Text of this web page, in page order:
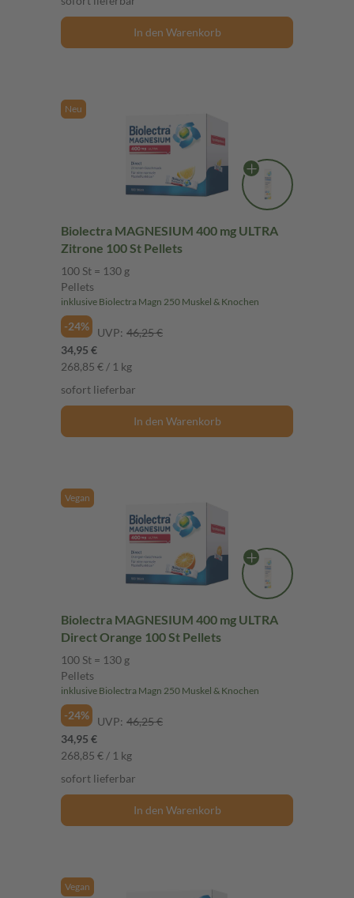
In den Warenkorb
Neu
Biolectra MAGNESIUM 400 mg ULTRA
Zitrone 100 St Pellets
100 St = 130 g
Pellets
inklusive Biolectra Magn 250 Muskel & Knochen
-24% UVP: 46,25 €
34,95 €
268,85 € / 1 kg
sofort lieferbar
In den Warenkorb
Vegan
Biolectra MAGNESIUM 400 mg ULTRA
Direct Orange 100 St Pellets
100 St = 130 g
Pellets
inklusive Biolectra Magn 250 Muskel & Knochen
-24% UVP: 46,25 €
34,95 €
268,85 € / 1 kg
sofort lieferbar
In den Warenkorb
Vegan